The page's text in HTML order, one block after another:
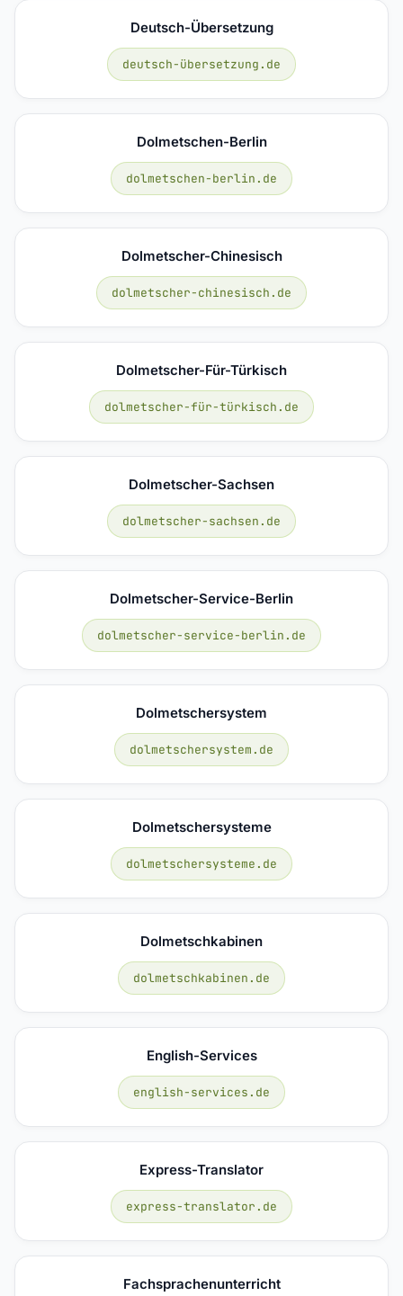
Deutsch-Übersetzung
deutsch-übersetzung.de
Dolmetschen-Berlin
dolmetschen-berlin.de
Dolmetscher-Chinesisch
dolmetscher-chinesisch.de
Dolmetscher-Für-Türkisch
dolmetscher-für-türkisch.de
Dolmetscher-Sachsen
dolmetscher-sachsen.de
Dolmetscher-Service-Berlin
dolmetscher-service-berlin.de
Dolmetschersystem
dolmetschersystem.de
Dolmetschersysteme
dolmetschersysteme.de
Dolmetschkabinen
dolmetschkabinen.de
English-Services
english-services.de
Express-Translator
express-translator.de
Fachsprachenunterricht